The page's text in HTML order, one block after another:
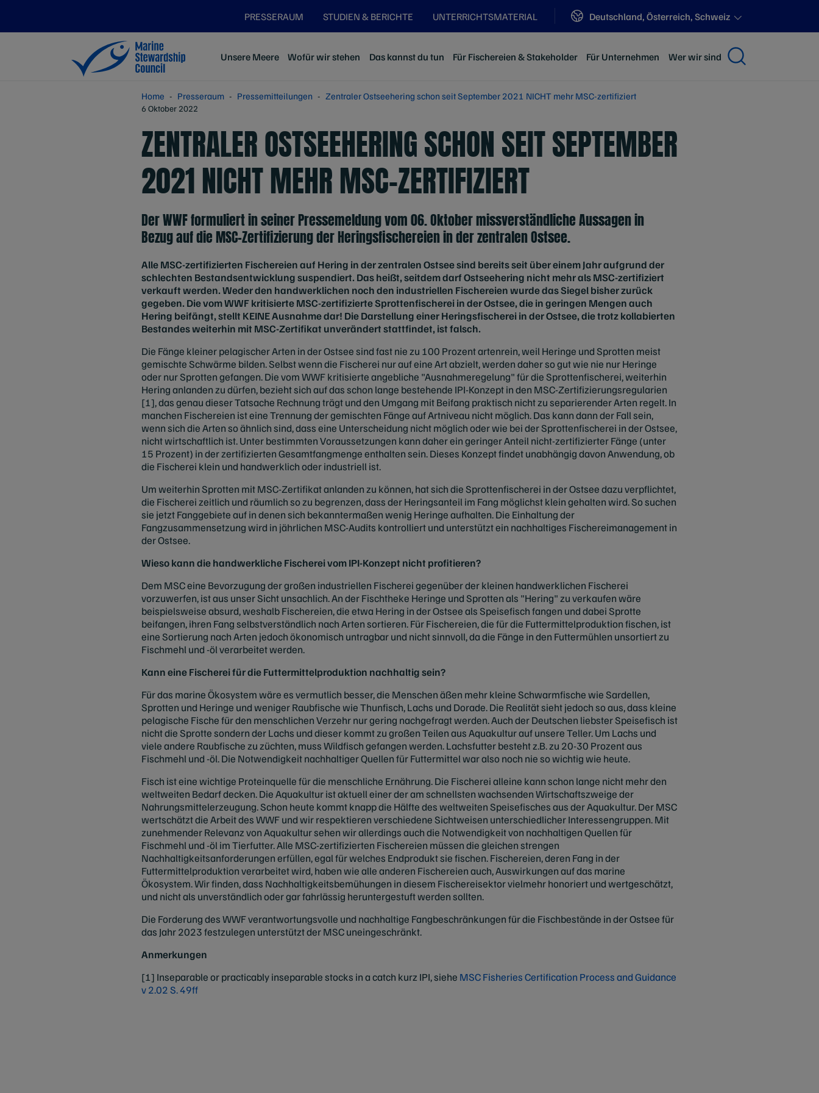
PRESSERAUM STUDIEN & BERICHTE UNTERRICHTSMATERIAL Sites
Deutschland, Österreich, Schweiz
Unsere Meere Wofür wir stehen Das kannst du tun Für Fischereien & Stakeholder Für Unternehmen Wer wir sind
Home Presseraum Pressemitteilungen Zentraler Ostseehering schon seit September 2021 NICHT mehr MSC-zertifiziert
6 Oktober 2022
ZENTRALER OSTSEEHERING SCHON SEIT SEPTEMBER
2021 NICHT MEHR MSC-ZERTIFIZIERT
Der WWF formuliert in seiner Pressemeldung vom 06. Oktober missverständliche Aussagen in
Bezug auf die MSC-Zertifizierung der Heringsfischereien in der zentralen Ostsee.
Alle MSC-zertifizierten Fischereien auf Hering in der zentralen Ostsee sind bereits seit über einem Jahr aufgrund der
schlechten Bestandsentwicklung suspendiert. Das heißt, seitdem darf Ostseehering nicht mehr als MSC-zertifiziert
verkauft werden. Weder den handwerklichen noch den industriellen Fischereien wurde das Siegel bisher zurück
gegeben. Die vom WWF kritisierte MSC-zertifizierte Sprottenfischerei in der Ostsee, die in geringen Mengen auch
Hering beifängt, stellt KEINE Ausnahme dar! Die Darstellung einer Heringsfischerei in der Ostsee, die trotz kollabierten
Bestandes weiterhin mit MSC-Zertifikat unverändert stattfindet, ist falsch.
Die Fänge kleiner pelagischer Arten in der Ostsee sind fast nie zu 100 Prozent artenrein, weil Heringe und Sprotten meist
gemischte Schwärme bilden. Selbst wenn die Fischerei nur auf eine Art abzielt, werden daher so gut wie nie nur Heringe
oder nur Sprotten gefangen. Die vom WWF kritisierte angebliche "Ausnahmeregelung" für die Sprottenfischerei, weiterhin
Hering anlanden zu dürfen, bezieht sich auf das schon lange bestehende IPI-Konzept in den MSC-Zertifizierungsregularien
[1], das genau dieser Tatsache Rechnung trägt und den Umgang mit Beifang praktisch nicht zu separierender Arten regelt. In
manchen Fischereien ist eine Trennung der gemischten Fänge auf Artniveau nicht möglich. Das kann dann der Fall sein,
wenn sich die Arten so ähnlich sind, dass eine Unterscheidung nicht möglich oder wie bei der Sprottenfischerei in der Ostsee,
nicht wirtschaftlich ist. Unter bestimmten Voraussetzungen kann daher ein geringer Anteil nicht-zertifizierter Fänge (unter
15 Prozent) in der zertifizierten Gesamtfangmenge enthalten sein. Dieses Konzept findet unabhängig davon Anwendung, ob
die Fischerei klein und handwerklich oder industriell ist.
Um weiterhin Sprotten mit MSC-Zertifikat anlanden zu können, hat sich die Sprottenfischerei in der Ostsee dazu verpflichtet,
die Fischerei zeitlich und räumlich so zu begrenzen, dass der Heringsanteil im Fang möglichst klein gehalten wird. So suchen
sie jetzt Fanggebiete auf in denen sich bekanntermaßen wenig Heringe aufhalten. Die Einhaltung der
Fangzusammensetzung wird in jährlichen MSC-Audits kontrolliert und unterstützt ein nachhaltiges Fischereimanagement in
der Ostsee.
Wieso kann die handwerkliche Fischerei vom IPI-Konzept nicht profitieren?
Dem MSC eine Bevorzugung der großen industriellen Fischerei gegenüber der kleinen handwerklichen Fischerei
vorzuwerfen, ist aus unser Sicht unsachlich. An der Fischtheke Heringe und Sprotten als "Hering" zu verkaufen wäre
beispielsweise absurd, weshalb Fischereien, die etwa Hering in der Ostsee als Speisefisch fangen und dabei Sprotte
beifangen, ihren Fang selbstverständlich nach Arten sortieren. Für Fischereien, die für die Futtermittelproduktion fischen, ist
eine Sortierung nach Arten jedoch ökonomisch untragbar und nicht sinnvoll, da die Fänge in den Futtermühlen unsortiert zu
Fischmehl und -öl verarbeitet werden.
Kann eine Fischerei für die Futtermittelproduktion nachhaltig sein?
Für das marine Ökosystem wäre es vermutlich besser, die Menschen äßen mehr kleine Schwarmfische wie Sardellen,
Sprotten und Heringe und weniger Raubfische wie Thunfisch, Lachs und Dorade. Die Realität sieht jedoch so aus, dass kleine
pelagische Fische für den menschlichen Verzehr nur gering nachgefragt werden. Auch der Deutschen liebster Speisefisch ist
nicht die Sprotte sondern der Lachs und dieser kommt zu großen Teilen aus Aquakultur auf unsere Teller. Um Lachs und
viele andere Raubfische zu züchten, muss Wildfisch gefangen werden. Lachsfutter besteht z.B. zu 20-30 Prozent aus
Fischmehl und -öl. Die Notwendigkeit nachhaltiger Quellen für Futtermittel war also noch nie so wichtig wie heute.
Fisch ist eine wichtige Proteinquelle für die menschliche Ernährung. Die Fischerei alleine kann schon lange nicht mehr den
weltweiten Bedarf decken. Die Aquakultur ist aktuell einer der am schnellsten wachsenden Wirtschaftszweige der
Nahrungsmittelerzeugung. Schon heute kommt knapp die Hälfte des weltweiten Speisefisches aus der Aquakultur. Der MSC
wertschätzt die Arbeit des WWF und wir respektieren verschiedene Sichtweisen unterschiedlicher Interessengruppen. Mit
zunehmender Relevanz von Aquakultur sehen wir allerdings auch die Notwendigkeit von nachhaltigen Quellen für
Fischmehl und -öl im Tierfutter. Alle MSC-zertifizierten Fischereien müssen die gleichen strengen
Nachhaltigkeitsanforderungen erfüllen, egal für welches Endprodukt sie fischen. Fischereien, deren Fang in der
Futtermittelproduktion verarbeitet wird, haben wie alle anderen Fischereien auch, Auswirkungen auf das marine
Ökosystem. Wir finden, dass Nachhaltigkeitsbemühungen in diesem Fischereisektor vielmehr honoriert und wertgeschätzt,
und nicht als unverständlich oder gar fahrlässig heruntergestuft werden sollten.
Die Forderung des WWF verantwortungsvolle und nachhaltige Fangbeschränkungen für die Fischbestände in der Ostsee für
das Jahr 2023 festzulegen unterstützt der MSC uneingeschränkt.
Anmerkungen
[1] Inseparable or practicably inseparable stocks in a catch kurz IPI, siehe MSC Fisheries Certification Process and Guidance
v 2.02 S. 49ff